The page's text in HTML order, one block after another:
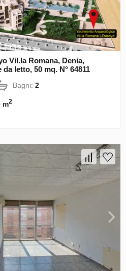
Vil.la Romana, Denia,
letto, 50 mq. N° 64811
Bagni:2
m2